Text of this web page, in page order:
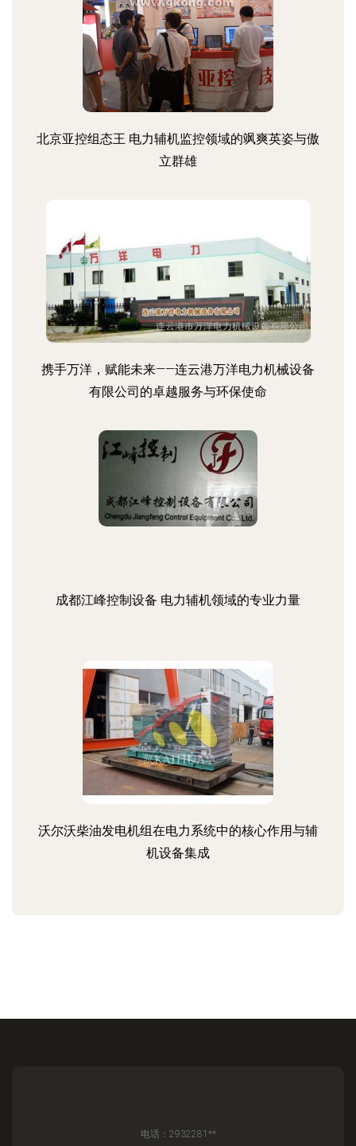
北京亚控组态王 电力辅机监控领域的飒爽英姿与傲
立群雄
携手万洋，赋能未来——连云港万洋电力机械设备
有限公司的卓越服务与环保使命
成都江峰控制设备 电力辅机领域的专业力量
沃尔沃柴油发电机组在电力系统中的核心作用与辅
机设备集成
电话：2932281**